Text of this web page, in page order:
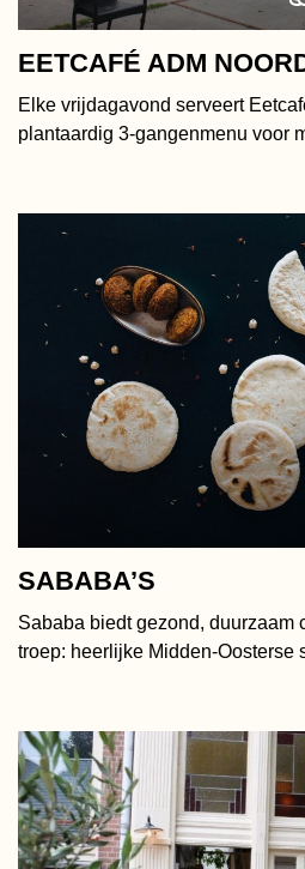
EETCAFÉ ADM
Elke vrijdagavond serveert
plantaardig 3-gangenmenu voor
SABABA’S
Sababa biedt gezond, duurzaam
troep: heerlijke Midden-Oosterse